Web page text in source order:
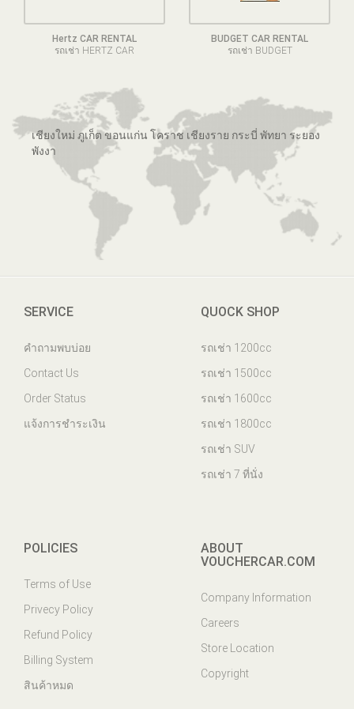
Hertz CAR RENTAL
รถเช่า HERTZ CAR
BUDGET CAR RENTAL
รถเช่า BUDGET
เชียงใหม่ ภูเก็ต ขอนแก่น โคราช เชียงราย กระบี่ พัทยา ระยอง
พังงา
SERVICE
คำถามพบบ่อย
Contact Us
Order Status
แจ้งการชำระเงิน
QUOCK SHOP
รถเช่า 1200cc
รถเช่า 1500cc
รถเช่า 1600cc
รถเช่า 1800cc
รถเช่า SUV
รถเช่า 7 ที่นั่ง
POLICIES
Terms of Use
Privecy Policy
Refund Policy
Billing System
สินค้าหมด
ABOUT
VOUCHERCAR.COM
Company Information
Careers
Store Location
Copyright